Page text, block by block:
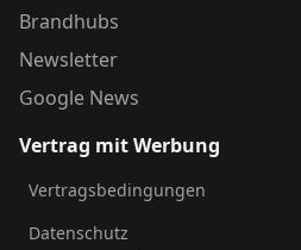
Brandhubs
Newsletter
Google News
Vertrag mit Werbung
Vertragsbedingungen
Datenschutz